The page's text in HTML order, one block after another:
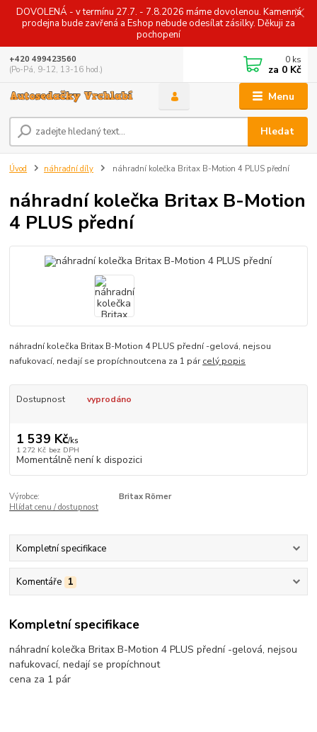
DOVOLENÁ - v termínu 27.7. - 7.8.2026 máme dovolenou. Kamenná
prodejna bude zavřená a Eshop nebude odesílat zásilky. Děkuji za
pochopení
Menu
Hledat
+420 499423560
(Po-Pá, 9-12, 13-16 hod.)
0 ks
za 0 Kč
Úvod náhradní díly náhradní kolečka Britax B-Motion 4 PLUS přední
náhradní kolečka Britax B-Motion
4 PLUS přední
náhradní kolečka Britax B-Motion 4 PLUS přední -gelová, nejsou
nafukovací, nedají se propíchnoutcena za 1 párcelý popis
Dostupnost vyprodáno
1 539 Kč/ks
1 272 Kč bez DPH
Momentálně není k dispozici
Výrobce:
Britax Römer
Hlídat cenu / dostupnost
Kompletní specifikace
Komentáře 1
Kompletní specifikace
náhradní kolečka Britax B-Motion 4 PLUS přední -gelová, nejsou
nafukovací, nedají se propíchnout
cena za 1 pár